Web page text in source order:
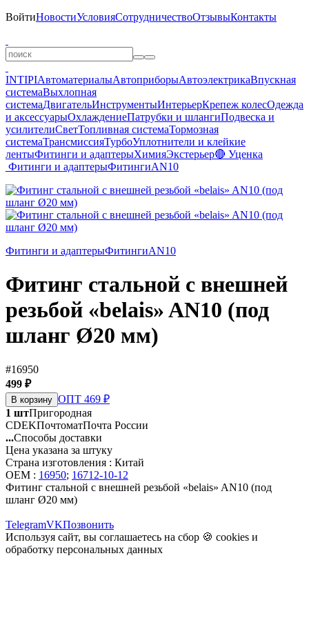
ВойтиНовостиУсловияСотрудничествоОтзывыКонтакты
INTIPIАвтоматериалыАвтоприборыАвтоэлектрикаВпускная
системаВыхлопная
системаДвигательИнструментыИнтерьерКрепеж колесОдежда
и аксессуарыОхлаждениеПатрубки и шлангиПодвеска и
усилителиСветТопливная системаТормозная
системаТрансмиссияТурбоУплотнители и клейкие
лентыФитинги и адаптерыХимияЭкстерьер🔴 Уценка
Фитинги и адаптерыФитингиAN10
Фитинги и адаптерыФитингиAN10
Фитинг стальной с внешней
резьбой «belais» AN10 (под
шланг Ø20 мм)
#16950
499 ₽
В корзину ОПТ 469 ₽
1 штПригородная
CDEKПочтоматПочта России
...Способы доставки
Цена указана за штуку
Страна изготовления : Китай
OEM : 16950; 16712-10-12
Фитинг стальной с внешней резьбой «belais» AN10 (под
шланг Ø20 мм)
TelegramVKПозвонить
Используя сайт, вы соглашаетесь на сбор 🍪 cookies и
обработку персональных данных